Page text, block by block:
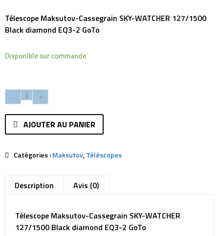
Télescope Maksutov-Cassegrain SKY-WATCHER 127/1500
Black diamond EQ3-2 GoTo
Disponible sur commande
AJOUTER AU PANIER
Catégories :Maksutov,Téléscopes
Description Avis (0)
Télescope Maksutov-Cassegrain SKY-WATCHER
127/1500 Black diamond EQ3-2 GoTo